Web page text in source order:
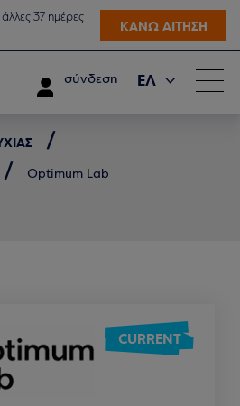
37 ημέρες
ΚΑΝΩ ΑΙΤΗΣΗ
σύνδεση ΕΛ
Optimum Lab
CURRENT